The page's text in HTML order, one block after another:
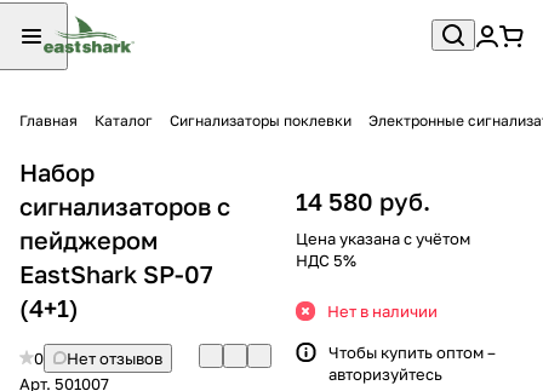
Главная Каталог Сигнализаторы поклевки Электронные
Набор
сигнализаторов с
пейджером
EastShark SP-07
(4+1)
0
Нет отзывов
Арт. 501007
14 580 руб.
Цена указана с учётом
НДС 5%
Нет в наличии
Чтобы купить оптом –
авторизуйтесь